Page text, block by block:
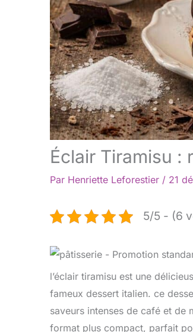
Éclair Tiramisu :
Par Henriette Leforestier / 21
5/5 - (6
l’éclair tiramisu est une
fameux dessert italien. ce
saveurs intenses de café et de
format plus compact, parfait